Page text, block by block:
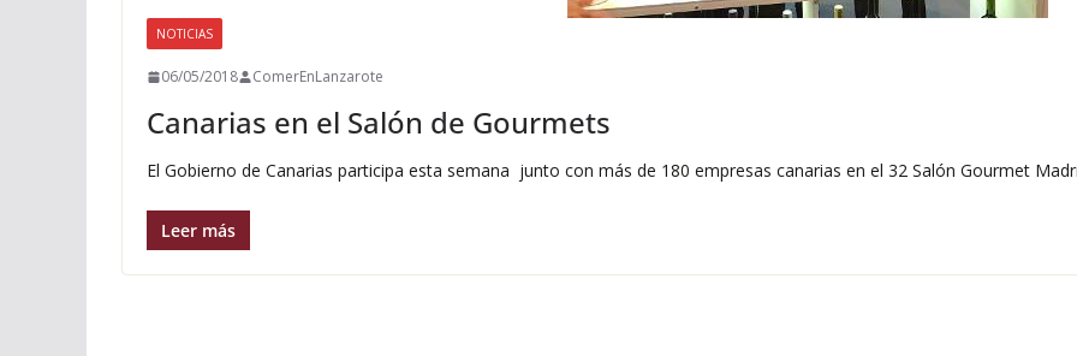
NOTICIAS
06/05/2018 ComerEnLanzarote
Canarias en el Salón de Gourmets
El Gobierno de Canarias participa esta semana junto con más de 180 empresas canarias en el 32 Salón Gourmet
Leer más